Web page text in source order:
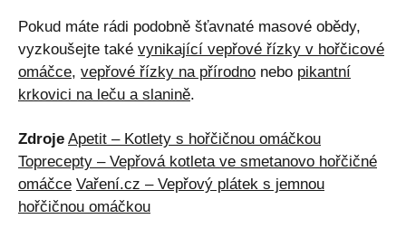
Pokud máte rádi podobně šťavnaté masové obědy,
vyzkoušejte také vynikající vepřové řízky v hořčicové
omáčce, vepřové řízky na přírodno nebo pikantní
krkovici na leču a slanině.
Zdroje Apetit – Kotlety s hořčičnou omáčkou
Toprecepty – Vepřová kotleta ve smetanovo hořčičné
omáčce Vaření.cz – Vepřový plátek s jemnou
hořčičnou omáčkou